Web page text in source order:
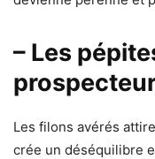
– Les
Les filons avérés
crée un déséquilibre